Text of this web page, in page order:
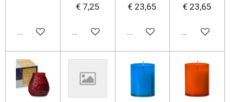
In winkelwagen
€ 7,25
In winkelwagen
€ 23,65
In winkelwagen
€ 23,65
In